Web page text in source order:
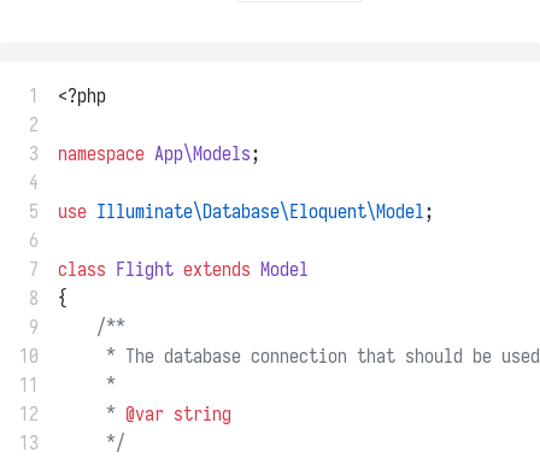
1
<?php
2
3
namespace App\Models;
4
5
use Illuminate\Database\Eloquent\Model;
6
7
class Flight extends Model
8
{
9
/**
10
* The database connection that should be
11
     *
12
     *
@var string
13
     */